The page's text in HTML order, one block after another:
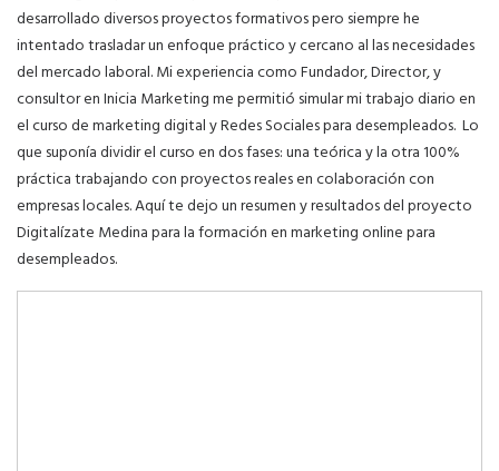
desarrollado diversos proyectos formativos pero siempre he
intentado trasladar un enfoque práctico y cercano al las necesidades
del mercado laboral. Mi experiencia como Fundador, Director, y
consultor en Inicia Marketing me permitió simular mi trabajo diario en
el curso de marketing digital y Redes Sociales para desempleados. Lo
que suponía dividir el curso en dos fases: una teórica y la otra 100%
práctica trabajando con proyectos reales en colaboración con
empresas locales. Aquí te dejo unresumen y resultados del proyecto
Digitalízate Medina para la formación en marketing online para
desempleados.